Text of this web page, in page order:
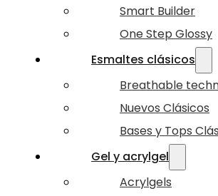
Smart Builder
One Step Glossy
Esmaltes clásicos
Breathable
Nuevos Clásicos
Bases y Tops
Gel y acrylgel
Acrylgels